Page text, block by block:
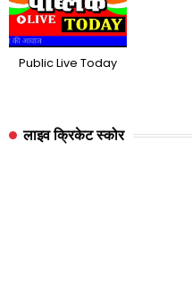
Public Live Today
लाइव क्रिकेट स्कोर